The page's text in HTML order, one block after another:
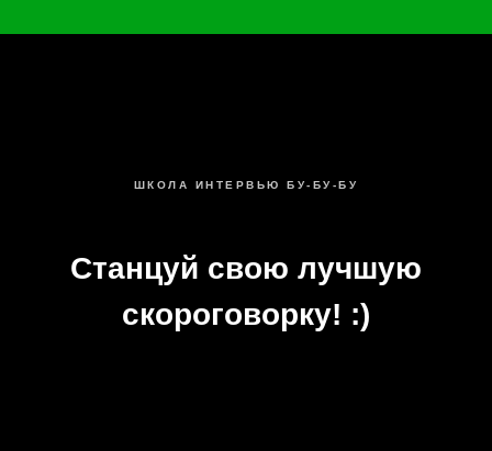
ШКОЛА ИНТЕРВЬЮ БУ-БУ-БУ
Станцуй свою лучшую
скороговорку! :)